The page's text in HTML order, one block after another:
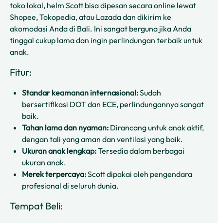
toko lokal, helm Scott bisa dipesan secara online lewat
Shopee, Tokopedia, atau Lazada dan dikirim ke
akomodasi Anda di Bali. Ini sangat berguna jika Anda
tinggal cukup lama dan ingin perlindungan terbaik untuk
anak.
Fitur:
Standar keamanan internasional:Sudah
bersertifikasi DOT dan ECE, perlindungannya sangat
baik.
Tahan lama dan nyaman: Dirancang untuk anak aktif,
dengan tali yang aman dan ventilasi yang baik.
Ukuran anak lengkap:Tersedia dalam berbagai
ukuran anak.
Merek terpercaya:Scott dipakai oleh pengendara
profesional di seluruh dunia.
Tempat Beli: